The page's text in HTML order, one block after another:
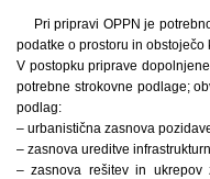
Pri pripravi OPPN je
podatke o prostoru in obstoječo
V postopku priprave
potrebne strokovne podlage;
podlag:
– urbanistična zasnova
– zasnova ureditve
– zasnova rešitev in ukrepov